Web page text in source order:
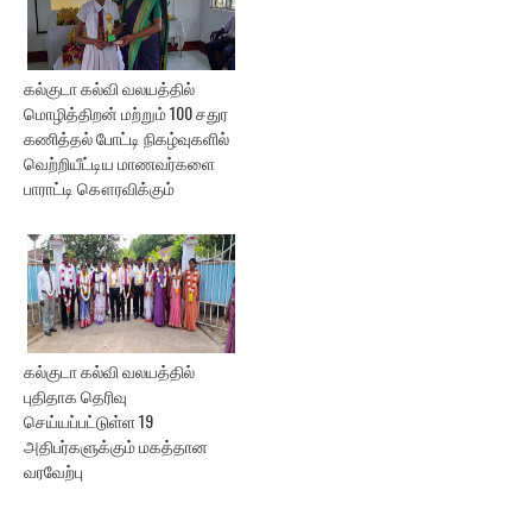
கல்குடா கல்வி வலயத்தில்
மொழித்திறன் மற்றும் 100 சதுர
கணித்தல் போட்டி நிகழ்வுகளில்
வெற்றியீட்டிய மாணவர்களை
பாராட்டி கௌரவிக்கும்
கல்குடா கல்வி வலயத்தில்
புதிதாக தெரிவு
செய்யப்பட்டுள்ள 19
அதிபர்களுக்கும் மகத்தான
வரவேற்பு